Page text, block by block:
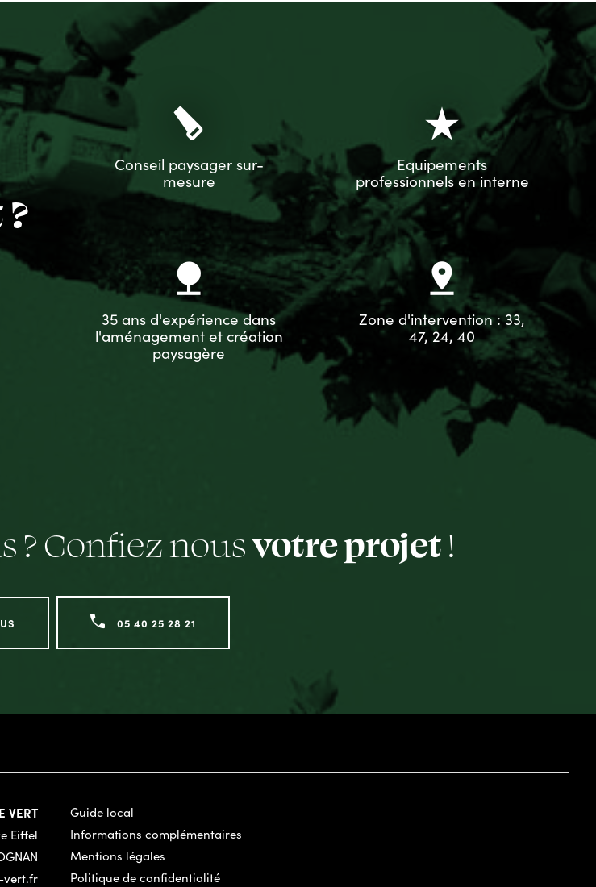
carpenter
Conseil paysager sur-
mesure
star_rate
Equipements
professionnels en interne
nature
35 ans d'expérience dans
l'aménagement et création
paysagère
pin_drop
Zone d'intervention : 33,
47, 24, 40
? Confiez nousvotre projet!
05 40 25 28 21
VERT
Eiffel
vert.fr
Guide local
Informations complémentaires
Mentions légales
Politique de confidentialité